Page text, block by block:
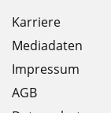
Karriere
Mediadaten
Impressum
AGB